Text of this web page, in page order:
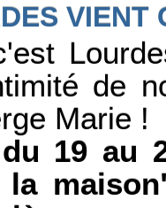
VIENT
de
Marie !
19 au
la